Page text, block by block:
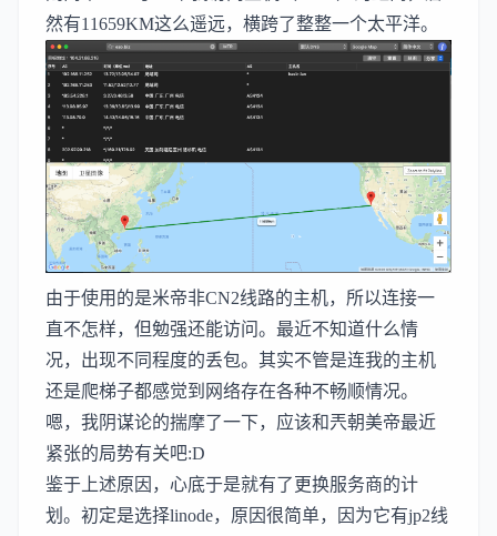
然有11659KM这么遥远，横跨了整整一个太平洋。
由于使用的是米帝非CN2线路的主机，所以连接一
直不怎样，但勉强还能访问。最近不知道什么情
况，出现不同程度的丢包。其实不管是连我的主机
还是爬梯子都感觉到网络存在各种不畅顺情况。
嗯，我阴谋论的揣摩了一下，应该和兲朝美帝最近
紧张的局势有关吧:D
鉴于上述原因，心底于是就有了更换服务商的计
划。初定是选择linode，原因很简单，因为它有jp2线